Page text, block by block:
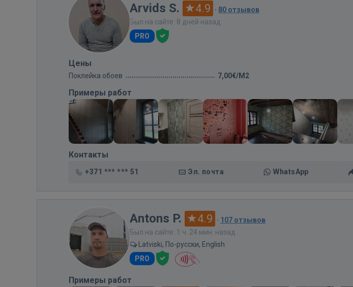
Arvids S. 4.9 · 80 отзывов
Был на сайте: 8 дней назад
PRO
Цены
Поклейка обоев 7,00€/M2
Примеры работ
Контакты
+371 *** *** 51 Эл. почта WhatsApp
Antons P. 4.9 · 107 отзывов
Был на сайте: 1 ч. 24 мин. назад
Latviski, По-русски, English
PRO
Примеры работ